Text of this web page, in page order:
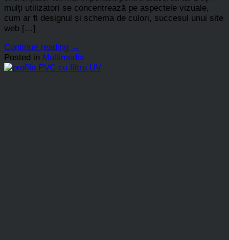
mulți utilizatori se concentrează pe aspectele vizuale,
cum ar fi designul și schema de culori, succesul unui site
web […]
Continue reading →
Posted in Multimedia